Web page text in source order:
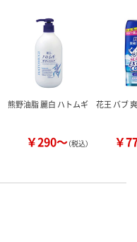
熊野油脂 麗白 ハトムギ
￥290～（税込）
花王 バブ
￥